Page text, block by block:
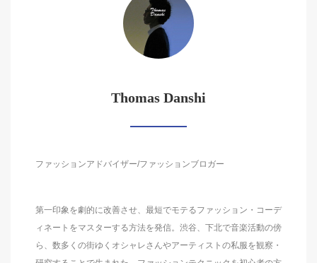
Thomas Danshi
ファッションアドバイザー/ファッションブロガー
第一印象を劇的に改善させ、最短でモテるファッション・コーデ
ィネートをマスターする方法を発信。渋谷、下北で音楽活動の傍
ら、数多くの街ゆくオシャレさんやアーティストの私服を観察・